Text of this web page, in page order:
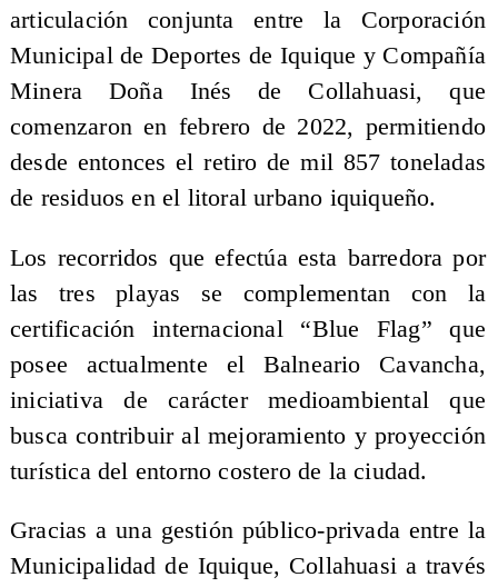
articulación conjunta entre la Corporación
Municipal de Deportes de Iquique y Compañía
Minera Doña Inés de Collahuasi, que
comenzaron en febrero de 2022, permitiendo
desde entonces el retiro de mil 857 toneladas
de residuos en el litoral urbano iquiqueño.
Los recorridos que efectúa esta barredora por
las tres playas se complementan con la
certificación internacional “Blue Flag” que
posee actualmente el Balneario Cavancha,
iniciativa de carácter medioambiental que
busca contribuir al mejoramiento y proyección
turística del entorno costero de la ciudad.
Gracias a una gestión público-privada entre la
Municipalidad de Iquique, Collahuasi a través